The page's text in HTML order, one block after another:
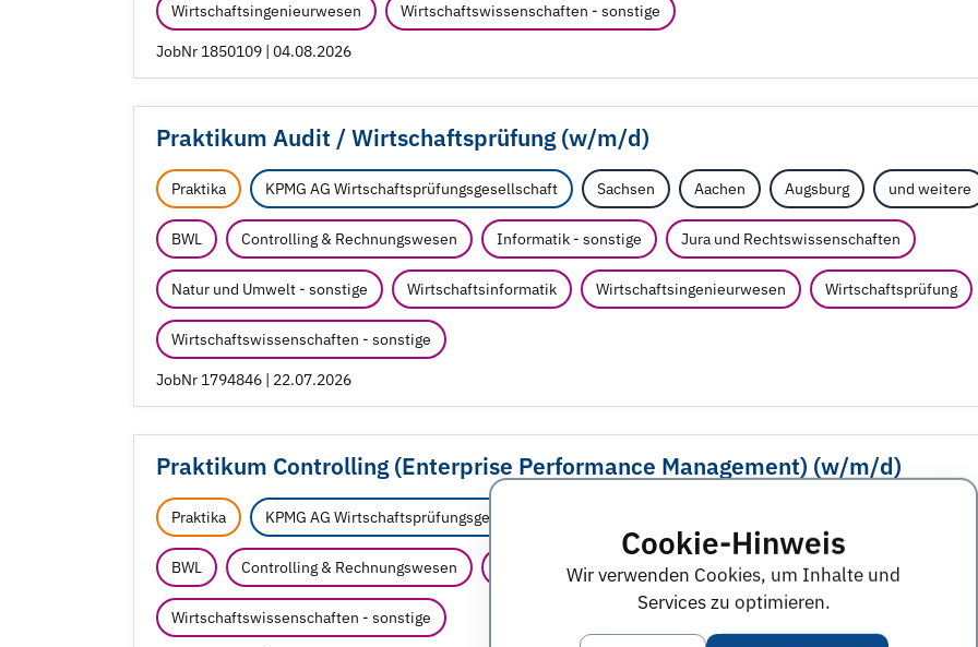
Cookie-Hinweis
Wir verwenden Cookies, um Inhalte und
Services zu optimieren.
Wirtschaftsingenieurwesen Wirtschaftswissenschaften - sonstige
JobNr 1850109 | 04.08.2026
Praktikum Audit /Wirtschaftsprüfung (w/m/d)
Praktika KPMG AG Wirtschaftsprüfungsgesellschaft Sachsen Aachen Augsburg und weitere
BWL Controlling & Rechnungswesen Informatik - sonstige Jura und Rechtswissenschaften
Natur und Umwelt - sonstige Wirtschaftsinformatik Wirtschaftsingenieurwesen Wirtschaftsprüfung
Wirtschaftswissenschaften - sonstige
JobNr 1794846 | 22.07.2026
Praktikum Controlling (Enterprise Performance Management) (w/m/d)
Praktika KPMG AG Wirtschaftsprüfungsgesellschaft
BWL Controlling & Rechnungswesen Informatik - sonstige Wirtschaftsinformatik
Wirtschaftswissenschaften - sonstige